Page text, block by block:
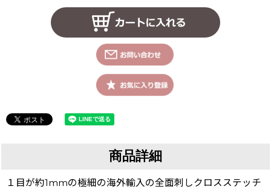
商品詳細
１目が約1mmの極細の海外輸入の全面刺しクロスステッチ